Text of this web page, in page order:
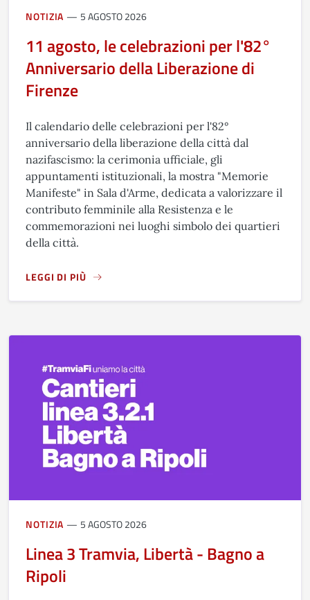
NOTIZIA 5 AGOSTO 2026
11 agosto, le celebrazioni per l'82°
Anniversario della Liberazione di
Firenze
Il calendario delle celebrazioni per l'82°
anniversario della liberazione della città dal
nazifascismo: la cerimonia ufficiale, gli
appuntamenti istituzionali, la mostra "Memorie
Manifeste" in Sala d'Arme, dedicata a valorizzare il
contributo femminile alla Resistenza e le
commemorazioni nei luoghi simbolo dei quartieri
della città.
LEGGI DI PIÙ
A PROPOSITO DI 11 AGOSTO, LE CELEBRAZIONI PER L'82°
NOTIZIA 5 AGOSTO 2026
Linea 3 Tramvia, Libertà - Bagno a
Ripoli